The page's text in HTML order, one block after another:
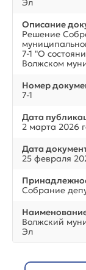
Эл
Описание
Решение
7-1 "О
Волжском
Номер
7-1
Дата
2 марта 2026
Дата
25 февраля
Собрание
Волжский
Эл